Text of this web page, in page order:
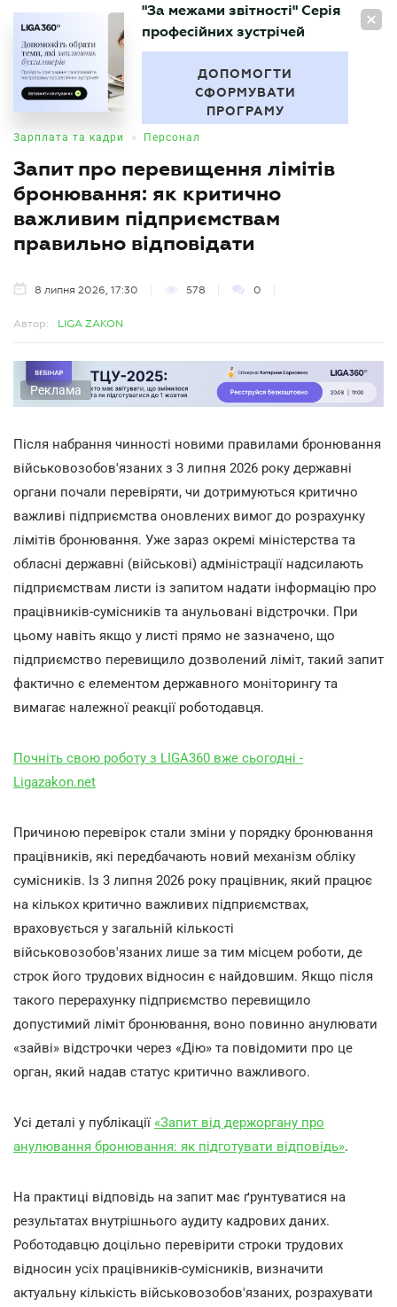
UA
БУХГАЛТЕР
"За межами звітності" Серія
професійних зустрічей
ДОПОМОГТИ
СФОРМУВАТИ
ПРОГРАМУ
Зарплата та кадри • Персонал
Запит про перевищення лімітів
бронювання: як критично
важливим підприємствам
правильно відповідати
8 липня 2026, 17:30 578 0
Автор: LIGA ZAKON
Реклама
Після набрання чинності новими правилами бронювання
військовозобов'язаних з 3 липня 2026 року державні
органи почали перевіряти, чи дотримуються критично
важливі підприємства оновлених вимог до розрахунку
лімітів бронювання. Уже зараз окремі міністерства та
обласні державні (військові) адміністрації надсилають
підприємствам листи із запитом надати інформацію про
працівників-сумісників та анульовані відстрочки. При
цьому навіть якщо у листі прямо не зазначено, що
підприємство перевищило дозволений ліміт, такий запит
фактично є елементом державного моніторингу та
вимагає належної реакції роботодавця.
Почніть свою роботу з LIGA360 вже сьогодні -
Ligazakon.net
Причиною перевірок стали зміни у порядку бронювання
працівників, які передбачають новий механізм обліку
сумісників. Із 3 липня 2026 року працівник, який працює
на кількох критично важливих підприємствах,
враховується у загальній кількості
військовозобов'язаних лише за тим місцем роботи, де
строк його трудових відносин є найдовшим. Якщо після
такого перерахунку підприємство перевищило
допустимий ліміт бронювання, воно повинно анулювати
«зайві» відстрочки через «Дію» та повідомити про це
орган, який надав статус критично важливого.
Усі деталі у публікації «Запит від держоргану про
анулювання бронювання: як підготувати відповідь».
На практиці відповідь на запит має ґрунтуватися на
результатах внутрішнього аудиту кадрових даних.
Роботодавцю доцільно перевірити строки трудових
відносин усіх працівників-сумісників, визначити
актуальну кількість військовозобов'язаних, розрахувати